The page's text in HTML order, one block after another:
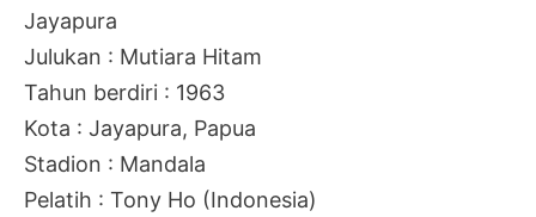
Jayapura
Julukan : Mutiara Hitam
Tahun berdiri : 1963
Kota : Jayapura, Papua
Stadion : Mandala
Pelatih : Tony Ho (Indonesia)